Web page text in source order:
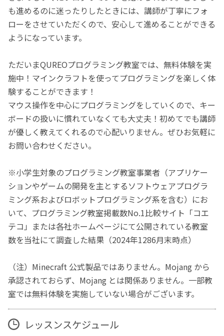
も進めるのに迷ったりしたときには、講師が丁寧にフォ
ローをさせていただくので、安心して進めることができる
ようになっています。
ただいまQUREOプログラミング教室では、無料体験を実
施中！マインクラフトを使ってプログラミングを楽しく体
験することができます！
マウス操作を中心にプログラミングをしていくので、キー
ボードの扱いに慣れていなくても大丈夫！初めてでも講師
が優しく教えてくれるので心配いりません。ぜひお気軽に
お問い合わせください。
※小学生対象のプログラミング教室事業者（アプリケー
ションやゲームの開発を主とするソフトウェアプログラ
ミング系およびロボットプログラミング系を含む）にお
いて、プログラミング教室掲載数No.1比較サイト「コエ
テコ」または各社ホームページにて公開されている教室
数を当社にて調査した結果（2024年1286月末時点）
（注）Minecraft 公式製品ではありません。Mojang から
承認されておらず、Mojang とは関係ありません。一部教
室では無料体験を実施していない場合がございます。
レッスンスケジュール